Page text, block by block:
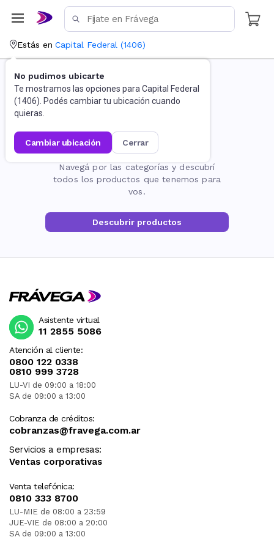
Estás en Capital Federal (1406)
No pudimos ubicarte
Te mostramos las opciones para Capital Federal
(1406). Podés cambiar tu ubicación cuando
quieras.
cambiar ubicación cerrar
La página no existe
Navegá por las categorías y descubrí
todos los productos que tenemos para
vos.
Descubrir productos
Atención al cliente:
0800 122 0338
0810 999 3728
LU-VI de 09:00 a 18:00
SA de 09:00 a 13:00
Cobranza de créditos:
cobranzas@fravega.com.ar
Servicios a empresas:
Ventas corporativas
Venta telefónica:
0810 333 8700
LU-MIE de 08:00 a 23:59
JUE-VIE de 08:00 a 20:00
SA de 09:00 a 13:00
Asistente virtual
11 2855 5086